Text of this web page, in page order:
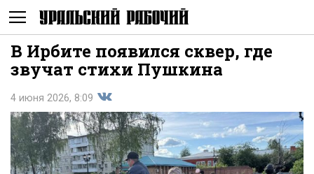
Не
В Ирбите появился сквер, где
звучат стихи Пушкина
4 июня 2026, 8:09
Поделиться